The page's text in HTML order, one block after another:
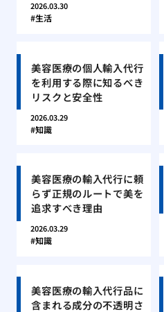
2026.03.30
生活
美容医療の個人輸入代行
を利用する際に知るべき
リスクと安全性
2026.03.29
知識
美容医療の輸入代行に頼
らず正規のルートで美を
追求すべき理由
2026.03.29
知識
美容医療の輸入代行品に
含まれる成分の不透明さ